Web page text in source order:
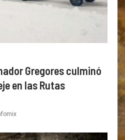
Gregores culminó
en las Rutas